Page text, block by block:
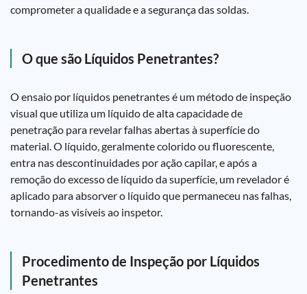
comprometer a qualidade e a segurança das soldas.
O que são Líquidos Penetrantes?
O ensaio por líquidos penetrantes é um método de inspeção
visual que utiliza um líquido de alta capacidade de
penetração para revelar falhas abertas à superfície do
material. O líquido, geralmente colorido ou fluorescente,
entra nas descontinuidades por ação capilar, e após a
remoção do excesso de líquido da superfície, um revelador é
aplicado para absorver o líquido que permaneceu nas falhas,
tornando-as visíveis ao inspetor.
Procedimento de Inspeção por Líquidos
Penetrantes